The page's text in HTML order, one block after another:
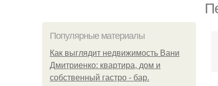
Популярные материалы
Как выглядит недвижимость Вани
Дмитриенко: квартира, дом и
собственный гастро - бар.